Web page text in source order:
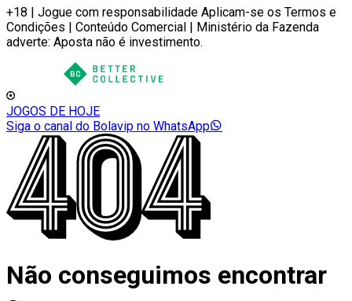
+18 | Jogue com responsabilidade Aplicam-se os Termos e
Condições | Conteúdo Comercial | Ministério da Fazenda
adverte: Aposta não é investimento.
JOGOS DE HOJE
Siga o canal do Bolavip no WhatsApp
Não conseguimos encontrar